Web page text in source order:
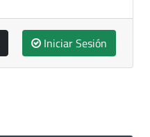
Iniciar Sesión